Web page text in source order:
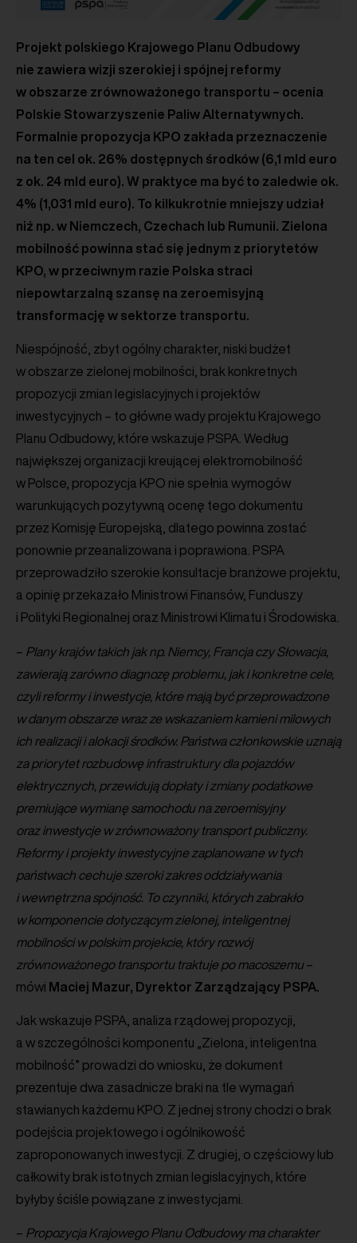
Projekt polskiego Krajowego Planu Odbudowy
nie zawiera wizji szerokiej i spójnej reformy
w obszarze zrównoważonego transportu – ocenia
Polskie Stowarzyszenie Paliw Alternatywnych.
Formalnie propozycja KPO zakłada przeznaczenie
na ten cel ok. 26% dostępnych środków (6,1 mld euro
z ok. 24 mld euro). W praktyce ma być to zaledwie ok.
4% (1,031 mld euro). To kilkukrotnie mniejszy udział
niż np. w Niemczech, Czechach lub Rumunii. Zielona
mobilność powinna stać się jednym z priorytetów
KPO, w przeciwnym razie Polska straci
niepowtarzalną szansę na zeroemisyjną
transformację w sektorze transportu.
Niespójność, zbyt ogólny charakter, niski budżet
w obszarze zielonej mobilności, brak konkretnych
propozycji zmian legislacyjnych i projektów
inwestycyjnych – to główne wady projektu Krajowego
Planu Odbudowy, które wskazuje PSPA. Według
największej organizacji kreującej elektromobilność
w Polsce, propozycja KPO nie spełnia wymogów
warunkujących pozytywną ocenę tego dokumentu
przez Komisję Europejską, dlatego powinna zostać
ponownie przeanalizowana i poprawiona. PSPA
przeprowadziło szerokie konsultacje branżowe projektu,
a opinię przekazało Ministrowi Finansów, Funduszy
i Polityki Regionalnej oraz Ministrowi Klimatu i Środowiska.
– Plany krajów takich jak np. Niemcy, Francja czy Słowacja,
zawierają zarówno diagnozę problemu, jak i konkretne cele,
czyli reformy i inwestycje, które mają być przeprowadzone
w danym obszarze wraz ze wskazaniem kamieni milowych
ich realizacji i alokacji środków. Państwa członkowskie uznają
za priorytet rozbudowę infrastruktury dla pojazdów
elektrycznych, przewidują dopłaty i zmiany podatkowe
premiujące wymianę samochodu na zeroemisyjny
oraz inwestycje w zrównoważony transport publiczny.
Reformy i projekty inwestycyjne zaplanowane w tych
państwach cechuje szeroki zakres oddziaływania
i wewnętrzna spójność. To czynniki, których zabrakło
w komponencie dotyczącym zielonej, inteligentnej
mobilności w polskim projekcie, który rozwój
zrównoważonego transportu traktuje po macoszemu–
mówi Maciej Mazur, Dyrektor Zarządzający PSPA
Jak wskazuje PSPA, analiza rządowej propozycji,
a w szczególności komponentu „Zielona, inteligentna
mobilność” prowadzi do wniosku, że dokument
prezentuje dwa zasadnicze braki na tle wymagań
stawianych każdemu KPO. Z jednej strony chodzi o brak
podejścia projektowego i ogólnikowość
zaproponowanych inwestycji. Z drugiej, o częściowy lub
całkowity brak istotnych zmian legislacyjnych, które
byłyby ściśle powiązane z inwestycjami.
– Propozycja Krajowego Planu Odbudowy ma charakter